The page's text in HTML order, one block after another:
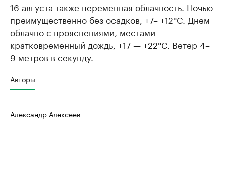
16 августа также переменная облачность. Ночью
преимущественно без осадков, +7– +12°C. Днем
облачно с прояснениями, местами
кратковременный дождь, +17 — +22°C. Ветер 4–
9 метров в секунду.
Авторы
Александр Алексеев